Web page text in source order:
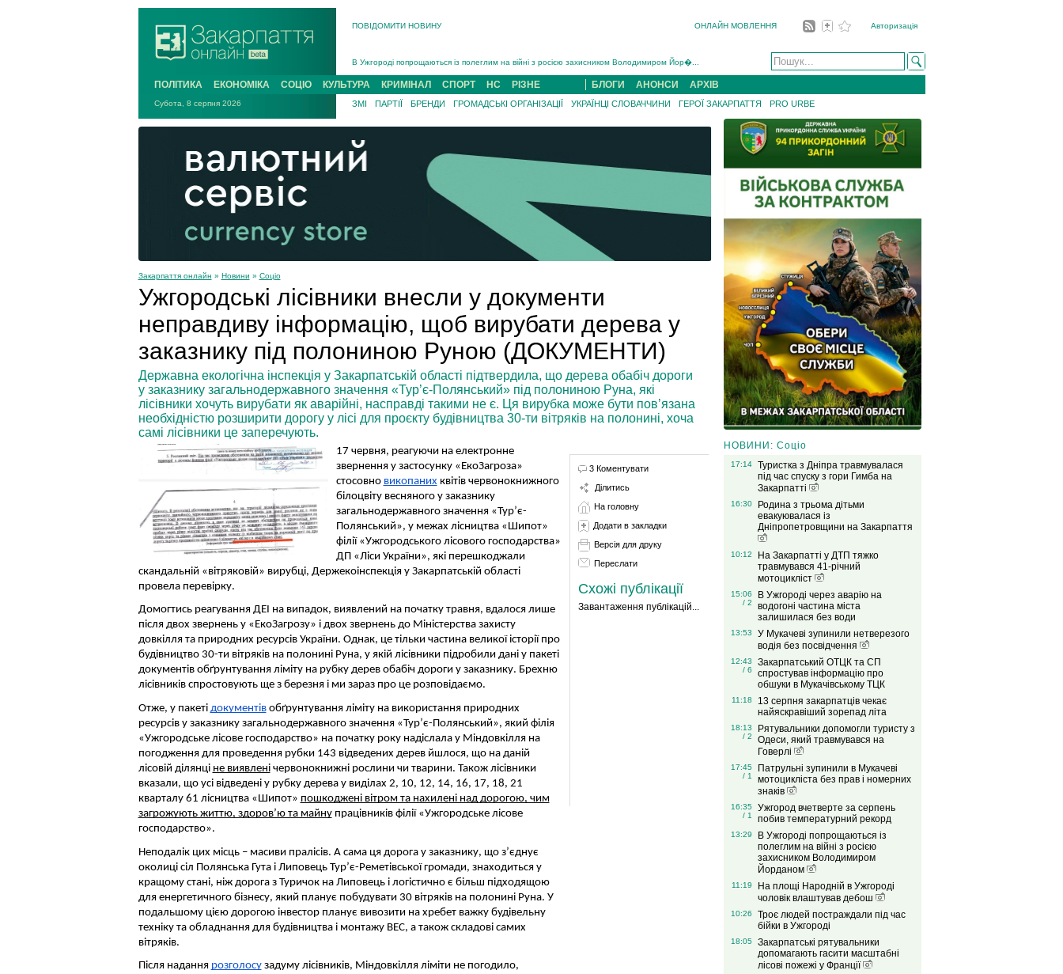
ПОВІДОМИТИ НОВИНУ ОНЛАЙН МОВЛЕННЯ Авторизація
В Ужгороді попрощаються із полеглим на війні з росією захисником Володимиром Йор�...
В Ужгороді 5 серпня попрощаються із захисником Богданом Югасом, який два роки �...
Підтвердили загибель захисника із Нанкова на Хустщині Юліана Гербея (ФОТО)[/gree...
На війні з рф поліг військовий з Виноградова Ігнат Роздяловський (ФОТО)...
Інструктора районного ТЦК на Закарпатті судитимуть за обвинувачен...
ПОЛІТИКА ЕКОНОМІКА СОЦІО КУЛЬТУРА КРИМІНАЛ СПОРТ НС РІЗНЕ БЛОГИ АНОНСИ АРХІВ
Субота, 8 серпня 2026 ЗМІ ПАРТІЇ БРЕНДИ ГРОМАДСЬКІ ОРГАНІЗАЦІЇ УКРАЇНЦІ СЛОВАЧЧИНИ ГЕРОЇ ЗАКАРПАТТЯ PRO URBE
Закарпаття онлайн » Новини » Соціо
Ужгородські лісівники внесли у документи
неправдиву інформацію, щоб вирубати дерева у
заказнику під полониною Руною (ДОКУМЕНТИ)
Державна екологічна інспекція у Закарпатській області підтвердила, що дерева обабіч дороги
у заказнику загальнодержавного значення «Тур’є-Полянський» під полониною Руна, які
лісівники хочуть вирубати як аварійні, насправді такими не є. Ця вирубка може бути пов’язана
необхідністю розширити дорогу у лісі для проєкту будівництва 30-ти вітряків на полонині, хоча
самі лісівники це заперечують.
17 червня, реагуючи на електронне
звернення у застосунку «ЕкоЗагроза»
стосовно викопаних квітів червонокнижного
білоцвіту весняного у заказнику
загальнодержавного значення «Тур’є-
Полянський», у межах лісництва «Шипот»
філії «Ужгородського лісового господарства»
ДП «Ліси України», які перешкоджали
скандальній «вітряковій» вирубці, Держекоінспекція у Закарпатській області
провела перевірку.
Домогтись реагування ДЕІ на випадок, виявлений на початку травня, вдалося лише
після двох звернень у «ЕкоЗагрозу» і двох звернень до Міністерства захисту
довкілля та природних ресурсів України. Однак, це тільки частина великої історії про
будівництво 30-ти вітряків на полонині Руна, у якій лісівники підробили дані у пакеті
документів обґрунтування ліміту на рубку дерев обабіч дороги у заказнику. Брехню
лісівників спростовують ще з березня і ми зараз про це розповідаємо.
Отже, у пакеті документівобґрунтування ліміту на використання природних
ресурсів у заказнику загальнодержавного значення «Тур’є-Полянський», який філія
«Ужгородське лісове господарство» на початку року надіслала у Міндовкілля на
погодження для проведення рубки 143 відведених дерев йшлося, що на даній
лісовій ділянці не виявленічервонокнижні рослини чи тварини. Також лісівники
вказали, що усі відведені у рубку дерева у виділах 2, 10, 12, 14, 16, 17, 18, 21
кварталу 61 лісництва «Шипот» пошкоджені вітром та нахилені над дорогою, чим
загрожують життю, здоров’ю та майнупрацівників філії «Ужгородське лісове
господарство».
Неподалік цих місць – масиви пралісів. А сама ця дорога у заказнику, що з’єднує
околиці сіл Полянська Гута і Липовець Тур’є-Реметівської громади, знаходиться у
кращому стані, ніж дорога з Туричок на Липовець і логістично є більш підходящою
для енергетичного бізнесу, який планує побудувати 30 вітряків на полонині Руна. У
подальшому цією дорогою інвестор планує вивозити на хребет важку будівельну
техніку та обладнання для будівництва і монтажу ВЕС, а також складові самих
вітряків.
Після надання розголосузадуму лісівників, Міндовкілля ліміти не погодило,
3 Коментувати
Ділитись
На головну
Додати в закладки
Версія для друку
Переслати
Схожі публікації
Завантаження публікацій...
НОВИНИ: Соціо
17:14
Туристка з Дніпра травмувалася
під час спуску з гори Гимба на
Закарпатті
16:30
Родина з трьома дітьми
евакуювалася із
Дніпропетровщини на Закарпаття
10:12
На Закарпатті у ДТП тяжко
травмувався 41-річний
мотоцикліст
15:06
/ 2
В Ужгороді через аварію на
водогоні частина міста
залишилася без води
13:53
У Мукачеві зупинили нетверезого
водія без посвідчення
12:43
/ 6
Закарпатський ОТЦК та СП
спростував інформацію про
обшуки в Мукачівському ТЦК
11:18
13 серпня закарпатців чекає
найяскравіший зорепад літа
18:13
/ 2
Рятувальники допомогли туристу з
Одеси, який травмувався на
Говерлі
17:45
/ 1
Патрульні зупинили в Мукачеві
мотоцикліста без прав і номерних
знаків
16:35
/ 1
Ужгород вчетверте за серпень
побив температурний рекорд
13:29
В Ужгороді попрощаються із
полеглим на війні з росією
захисником Володимиром
Йорданом
11:19
На площі Народній в Ужгороді
чоловік влаштував дебош
10:26
Троє людей постраждали під час
бійки в Ужгороді
18:05
Закарпатські рятувальники
допомагають гасити масштабні
лісові пожежі у Франції